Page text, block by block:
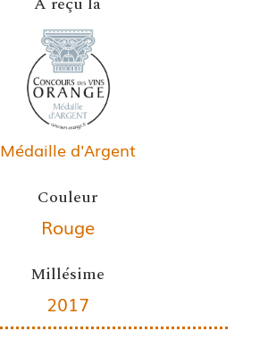
Médaille d'Argent
Couleur
Rouge
Millésime
2017